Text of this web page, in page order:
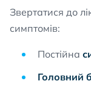
Звертатися до
симптомів:
Постійна
Головний